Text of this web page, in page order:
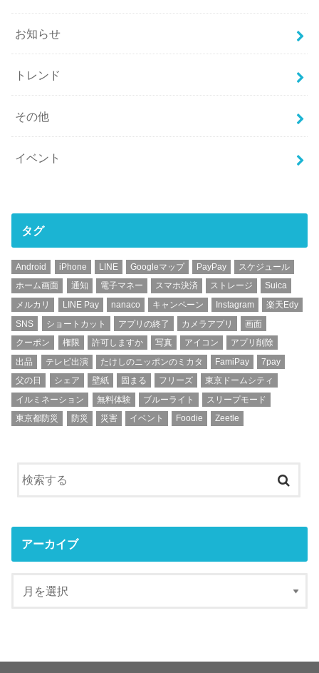
お知らせ
トレンド
その他
イベント
タグ
Android iPhone LINE Googleマップ PayPay
スケジュール
ホーム画面
通知 電子マネー スマホ決済 ストレージ
Suica
メルカリ
LINE Pay nanaco キャンペーン Instagram
楽天Edy
SNS
ショートカット アプリの終了 カメラアプリ
画面
クーポン
権限 許可しますか 写真 アイコン
アプリ削除
出品
テレビ出演 たけしのニッポンのミカタ FamiPay
7pay
父の日
シェア 壁紙 固まる フリーズ
東京ドームシティ
イルミネーション
無料体験 ブルーライト
スリープモード
東京都防災
防災 災害 イベント Foodie Zeetle
アーカイブ